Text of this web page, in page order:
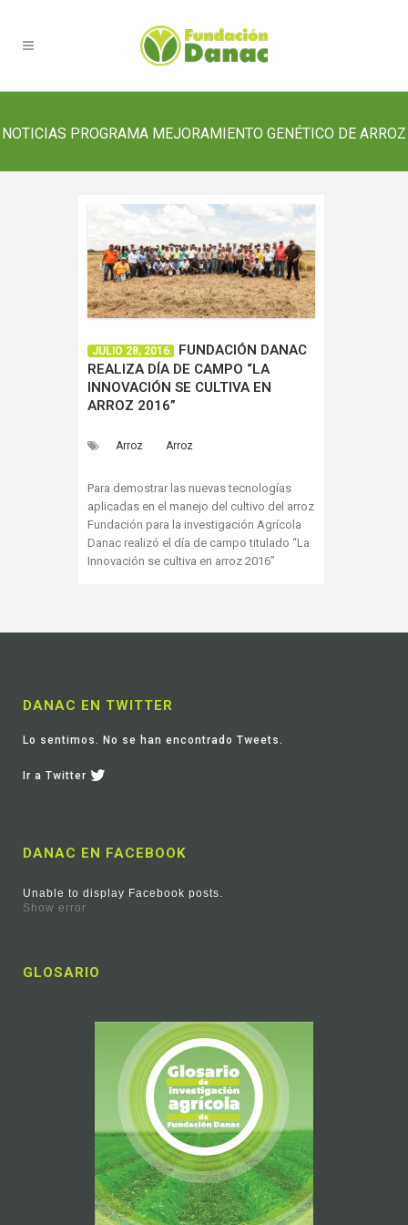
NOTICIAS PROGRAMA MEJORAMIENTO GENÉTICO DE ARROZ
JULIO 28, 2016
FUNDACIÓN DANAC
REALIZA DÍA DE CAMPO “LA
INNOVACIÓN SE CULTIVA EN
ARROZ 2016”
Arroz Arroz
Para demostrar las nuevas tecnologías
aplicadas en el manejo del cultivo del arroz
Fundación para la investigación Agrícola
Danac realizó el día de campo titulado “La
Innovación se cultiva en arroz 2016”
DANAC EN TWITTER
Lo sentimos. No se han encontrado Tweets.
Ir a Twitter
DANAC EN FACEBOOK
Unable to display Facebook posts.
Show error
GLOSARIO